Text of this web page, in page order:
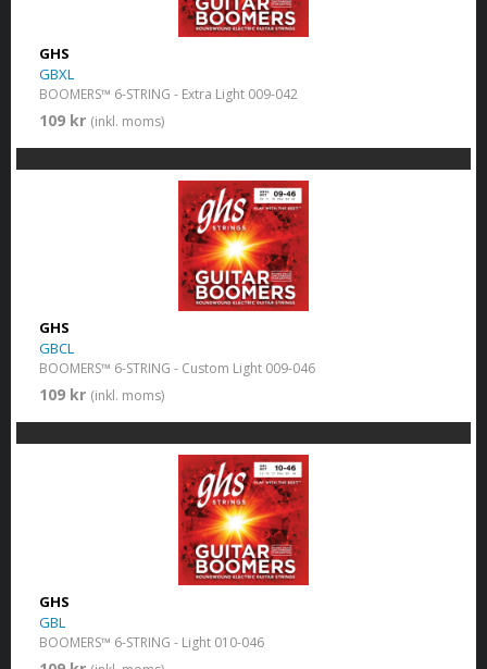
GHS
GBXL
BOOMERS™ 6-STRING - Extra Light 009-042
109 kr (inkl. moms)
GHS
GBCL
BOOMERS™ 6-STRING - Custom Light 009-046
109 kr (inkl. moms)
GHS
GBL
BOOMERS™ 6-STRING - Light 010-046